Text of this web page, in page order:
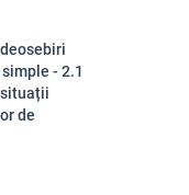
- 2.1
de